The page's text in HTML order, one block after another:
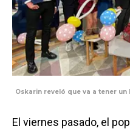
Oskarin reveló que va a tener
El viernes pasado, el